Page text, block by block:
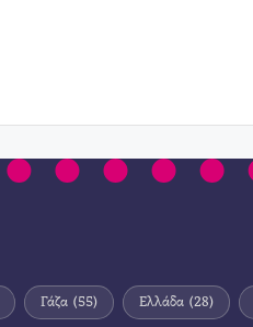
Γάζα (55) Ελλάδα (28)